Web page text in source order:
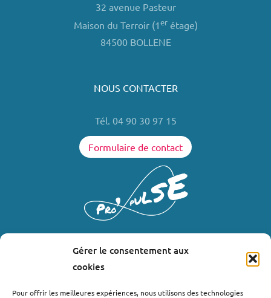
Gérer le consentement aux
cookies
Pour offrir les meilleures expériences, nous utilisons des technologies
32 avenue Pasteur
Maison du Terroir (1erétage)
84500 BOLLENE
NOUS CONTACTER
Tél. 04 90 30 97 15
Formulaire de contact
Où nous trouver ?